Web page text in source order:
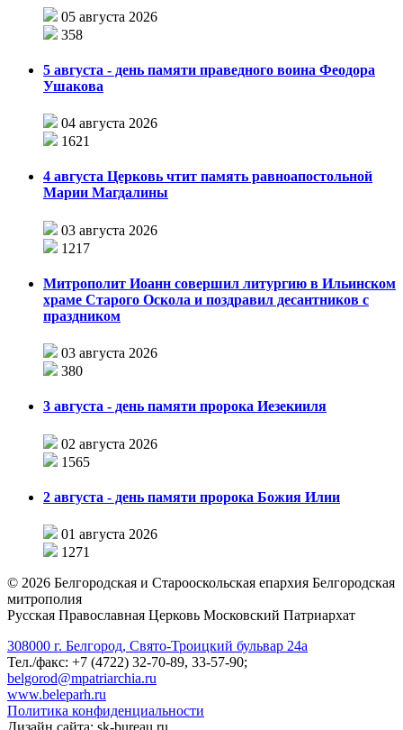
05 августа 2026
358
5 августа - день памяти праведного воина Феодора
Ушакова
04 августа 2026
1621
4 августа Церковь чтит память равноапостольной
Марии Магдалины
03 августа 2026
1217
Митрополит Иоанн совершил литургию в Ильинском
храме Старого Оскола и поздравил десантников с
праздником
03 августа 2026
380
3 августа - день памяти пророка Иезекииля
02 августа 2026
1565
2 августа - день памяти пророка Божия Илии
01 августа 2026
1271
© 2026 Белгородская и Старооскольская епархия Белгородская
митрополия
Русская Православная Церковь Московский Патриархат
308000 г. Белгород, Свято-Троицкий бульвар 24а
Тел./факс: +7 (4722) 32-70-89, 33-57-90;
belgorod@mpatriarchia.ru
www.beleparh.ru
Политика конфиденциальности